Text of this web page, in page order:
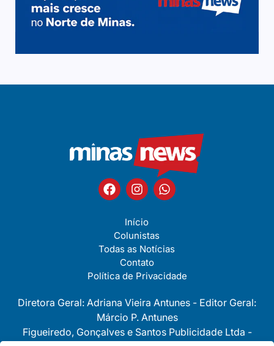
Início
Colunistas
Todas as Notícias
Contato
Política de Privacidade
Diretora Geral: Adriana Vieira Antunes - Editor Geral:
Márcio P. Antunes
Figueiredo, Gonçalves e Santos Publicidade Ltda -